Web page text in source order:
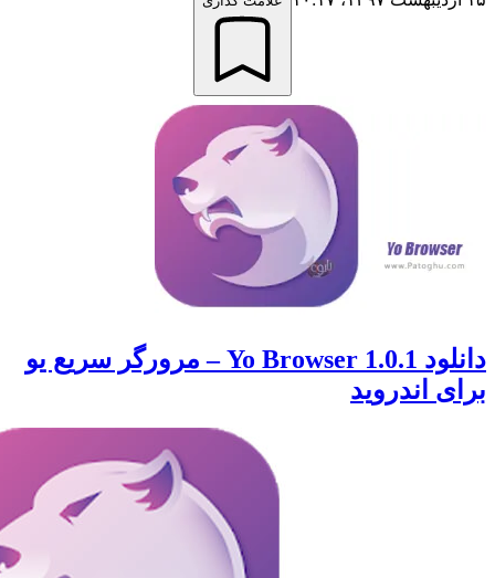
دانلود Yo Browser 1.0.1 – مرورگر سریع یو
اندروید